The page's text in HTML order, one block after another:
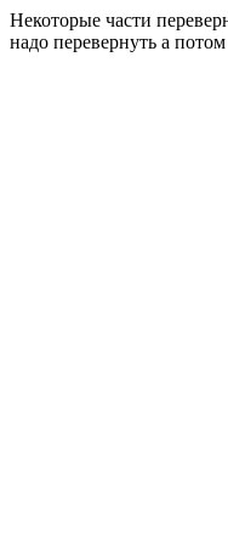
Некоторые части
надо перевернуть а